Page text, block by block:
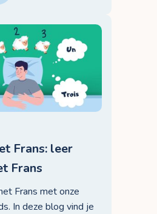
Frans: leer
Frans
Frans met onze
In deze blog vind je